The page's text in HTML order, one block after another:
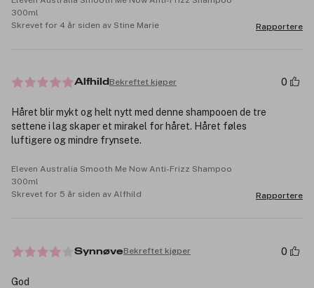
300ml
Skrevet for 4 år siden av Stine Marie
Rapportere
Alfhild Bekreftet kjøper 0
Håret blir mykt og helt nytt med denne shampooen de tre
settene i lag skaper et mirakel for håret. Håret føles
luftigere og mindre frynsete.
Eleven Australia Smooth Me Now Anti-Frizz Shampoo
300ml
Skrevet for 5 år siden av Alfhild
Rapportere
SynnøveBekreftet kjøper 0
God